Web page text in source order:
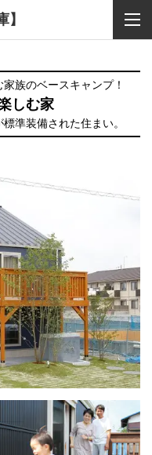
族のベースキャンプ！
しむ家
準装備された住まい。